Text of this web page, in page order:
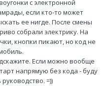
с электронной
если кто-то может
ее нигде. После смены
собрали электрику. На
кнопки пикают, но код не
Если можно вообще
напрямую без кода - буду
=))